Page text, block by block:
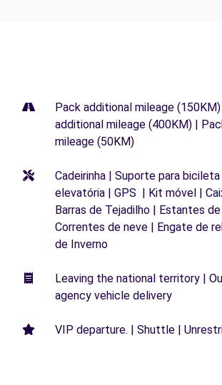
Pack additional mileage
additional mileage (400KM) |
mileage (50KM)
Cadeirinha | Suporte para
elevatória | GPS | Kit móvel |
Barras de Tejadilho | Estantes
Correntes de neve | Engate de
de Inverno
Leaving the national territory |
agency vehicle delivery
VIP departure. | Shuttle |